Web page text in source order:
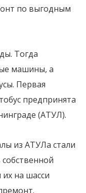
по выгодным
Тогда
машины, а
Первая
предпринята
(АТУЛ).
из АТУЛа стали
на шасси